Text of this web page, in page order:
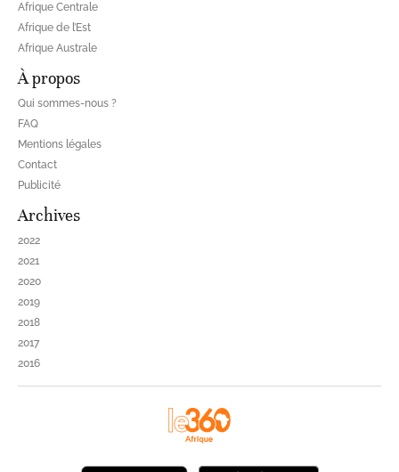
Afrique Centrale
Afrique de l’Est
Afrique Australe
À propos
Qui sommes-nous ?
FAQ
Mentions légales
Contact
Publicité
Archives
2022
2021
2020
2019
2018
2017
2016